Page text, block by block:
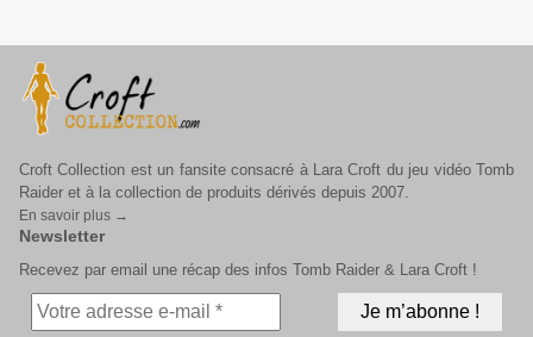
Croft Collection est un fansite consacré à Lara Croft du jeu vidéo Tomb
Raider et à la collection de produits dérivés depuis 2007.
En savoir plus →
Newsletter
Recevez par email une récap des infos Tomb Raider & Lara Croft !